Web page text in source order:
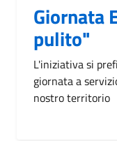
Giornata
pulito"
L'iniziativa si
giornata a
nostro territorio